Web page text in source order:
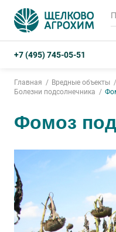
+7 (495) 745-05-51
Главная Вредные объекты
Болезни подсолнечника
Фомоз